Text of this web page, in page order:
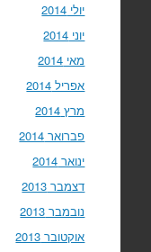
יולי 2014
יוני 2014
מאי 2014
אפריל 2014
מרץ 2014
פברואר 2014
ינואר 2014
דצמבר 2013
נובמבר 2013
אוקטובר 2013